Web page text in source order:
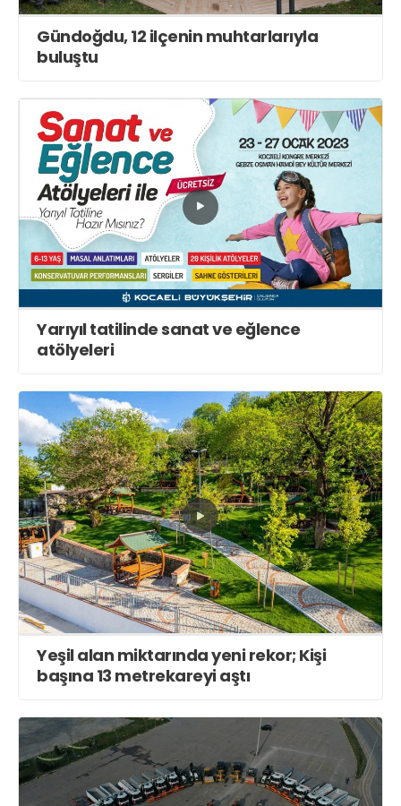
Gündoğdu, 12 ilçenin muhtarlarıyla
buluştu
Yarıyıl tatilinde sanat ve eğlence
atölyeleri
Yeşil alan miktarında yeni rekor; Kişi
başına 13 metrekareyi aştı